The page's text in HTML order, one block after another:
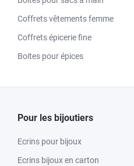
Coffrets vêtements femme
Coffrets épicerie fine
Boites pour épices
Pour les bijoutiers
Ecrins pour bijoux
Ecrins bijoux en carton